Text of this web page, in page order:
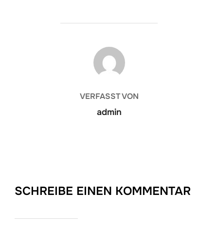
BEITRAGSAUTOR
VERFASST VON
admin
SCHREIBE EINEN KOMMENTAR